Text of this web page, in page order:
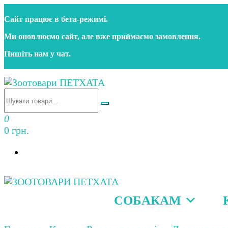
до
контенту
Сайт працює в бета‑режимі.
Ми оновлюємо сайт, але вже приймаємо замовлення.
Пишіть нам у чат.
Зоотовари ПЕТХАТА
Зоомагазин для собак та котів | Корм, іграшки,
0
0 грн.
Зоомагазин для собак та котів | Корм, іграшки,
СОБАКАМ